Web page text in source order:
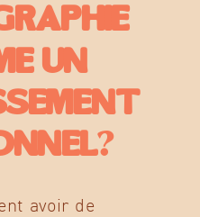
un
?
avoir de